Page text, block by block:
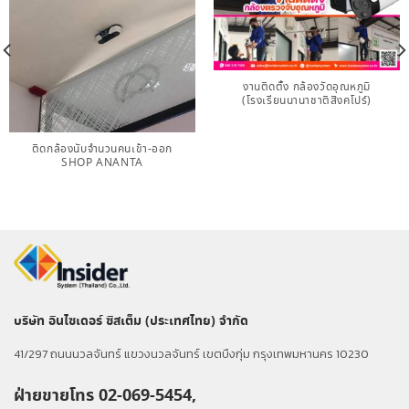
ติดกล้องนับจำนวนคนเข้า-ออก​
SHOP​ ANANTA
งานติดตั้ง กล้องวัดอุณหภูมิ
(โรงเรียนนานาชาติสิงคโปร์)
บริษัท อินไซเดอร์ ซิสเต็ม (ประเทศไทย) จำกัด
41/297 ถนนนวลจันทร์ แขวงนวลจันทร์ เขตบึงกุ่ม กรุงเทพมหานคร 10230
ฝ่ายขายโทร 02-069-5454,